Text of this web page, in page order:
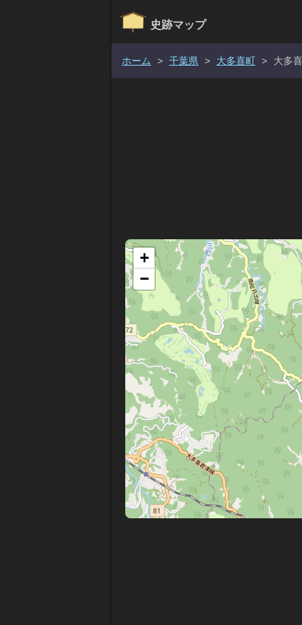
史跡マップ
ホーム > 千葉県 > 大多喜町 > 大多
+
−